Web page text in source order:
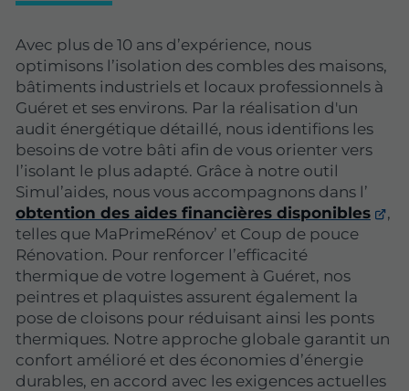
Avec plus de 10 ans d’expérience, nous
optimisons l’isolation des combles des maisons,
bâtiments industriels et locaux professionnels à
Guéret et ses environs. Par la réalisation d'un
audit énergétique détaillé, nous identifions les
besoins de votre bâti afin de vous orienter vers
l’isolant le plus adapté. Grâce à notre outil
Simul’aides, nous vous accompagnons dans l’
obtention des aides financières disponibles
,
telles que MaPrimeRénov’ et Coup de pouce
Rénovation. Pour renforcer l’efficacité
thermique de votre logement à Guéret, nos
peintres et plaquistes assurent également la
pose de cloisons pour réduisant ainsi les ponts
thermiques. Notre approche globale garantit un
confort amélioré et des économies d’énergie
durables, en accord avec les exigences actuelles